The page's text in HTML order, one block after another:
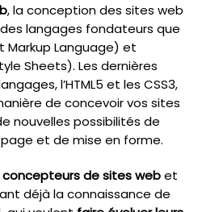
, la conception des sites web
langages fondateurs que
Markup Language) et
Sheets). Les dernières
l’HTML5 et les CSS3,
de concevoir vos sites
nouvelles possibilités de
et de mise en forme.
concepteurs de sites webet
déjà la connaissance de